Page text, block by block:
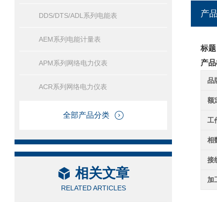
DDS/DTS/ADL系列电能表
AEM系列电能计量表
APM系列网络电力仪表
ACR系列网络电力仪表
全部产品分类
相关文章
RELATED ARTICLES
产
标
产
品
额
工
相
接
加